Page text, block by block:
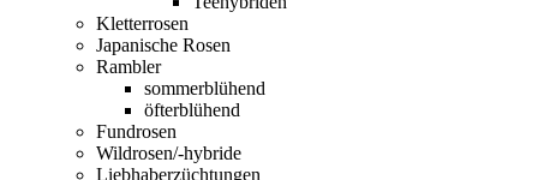
Kletterrosen
Japanische Rosen
Rambler
sommerblühend
öfterblühend
Fundrosen
Wildrosen/-hybride
Liebhaberzüchtungen